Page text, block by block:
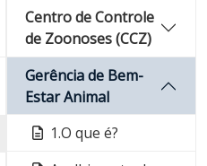
Centro de Controle
de Zoonoses (CCZ)
Gerência de Bem-
Estar Animal
1.O que é?